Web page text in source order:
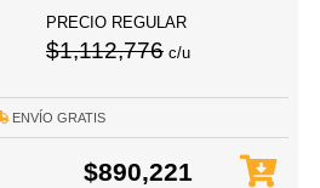
PRECIO REGULAR
$1,112,776 c/u
ENVÍO GRATIS
$890,221